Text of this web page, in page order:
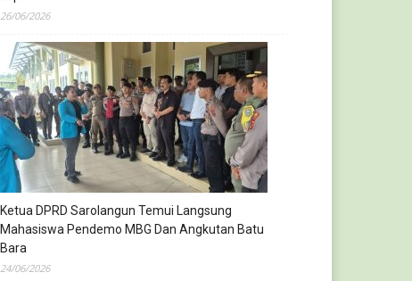
26/06/2026
Ketua DPRD Sarolangun Temui Langsung
Mahasiswa Pendemo MBG Dan Angkutan Batu
Bara
24/06/2026